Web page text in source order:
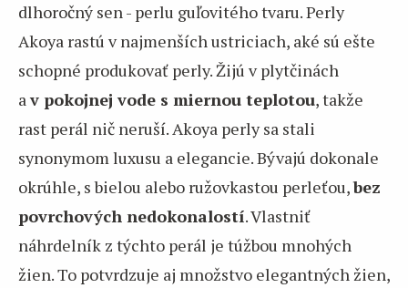
dlhoročný sen - perlu guľovitého tvaru. Perly
Akoya rastú v najmenších ustriciach, aké sú ešte
schopné produkovať perly. Žijú v plytčinách
av pokojnej vode s miernou teplotou, takže
rast perál nič neruší. Akoya perly sa stali
synonymom luxusu a elegancie. Bývajú dokonale
okrúhle, s bielou alebo ružovkastou perleťou,bez
povrchových nedokonalostí. Vlastniť
náhrdelník z týchto perál je túžbou mnohých
žien. To potvrdzuje aj množstvo elegantných žien,